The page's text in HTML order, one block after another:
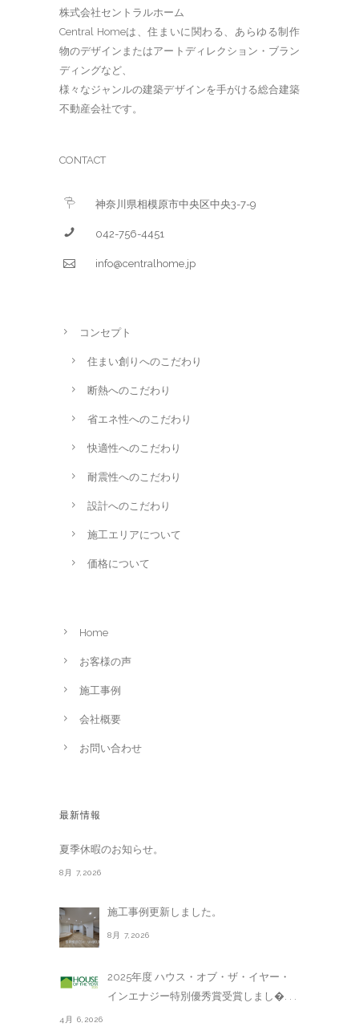
株式会社セントラルホーム
Central Homeは、住まいに関わる、あらゆる制作
物のデザインまたはアートディレクション・ブラン
ディングなど、
様々なジャンルの建築デザインを手がける総合建築
不動産会社です。
CONTACT
神奈川県相模原市中央区中央3-7-9
042-756-4451
info@centralhome.jp
コンセプト
住まい創りへのこだわり
断熱へのこだわり
省エネ性へのこだわり
快適性へのこだわり
耐震性へのこだわり
設計へのこだわり
施工エリアについて
価格について
Home
お客様の声
施工事例
会社概要
お問い合わせ
最新情報
夏季休暇のお知らせ。
8月 7,2026
施工事例更新しました。
8月 7,2026
2025年度 ハウス・オブ・ザ・イヤー・
インエナジー特別優秀賞受賞しまし�. . .
4月 6,2026